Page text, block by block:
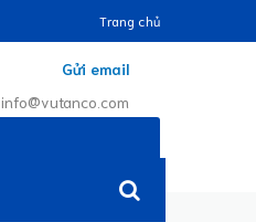
Trang chủ
Gửi email
info@vutanco.com